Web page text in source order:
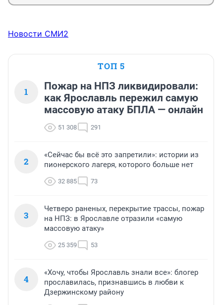
Новости СМИ2
ТОП 5
1
Пожар на НПЗ ликвидировали:
как Ярославль пережил самую
массовую атаку БПЛА — онлайн
51 308 291
2
«Сейчас бы всё это запретили»: истории из
пионерского лагеря, которого больше нет
32 885 73
3
Четверо раненых, перекрытие трассы, пожар
на НПЗ: в Ярославле отразили «самую
массовую атаку»
25 359 53
4
«Хочу, чтобы Ярославль знали все»: блогер
прославилась, признавшись в любви к
Дзержинскому району